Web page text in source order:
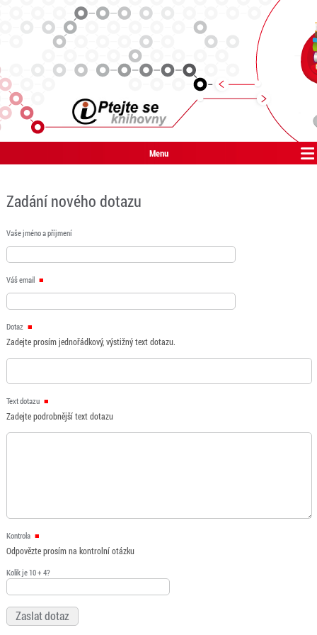
Menu
Zadání nového dotazu
Vaše jméno a příjmení
Váš email
Dotaz
Zadejte prosím jednořádkový, výstižný text dotazu.
Text dotazu
Zadejte podrobnější text dotazu
Kontrola
Odpovězte prosím na kontrolní otázku
Kolik je 10 + 4?